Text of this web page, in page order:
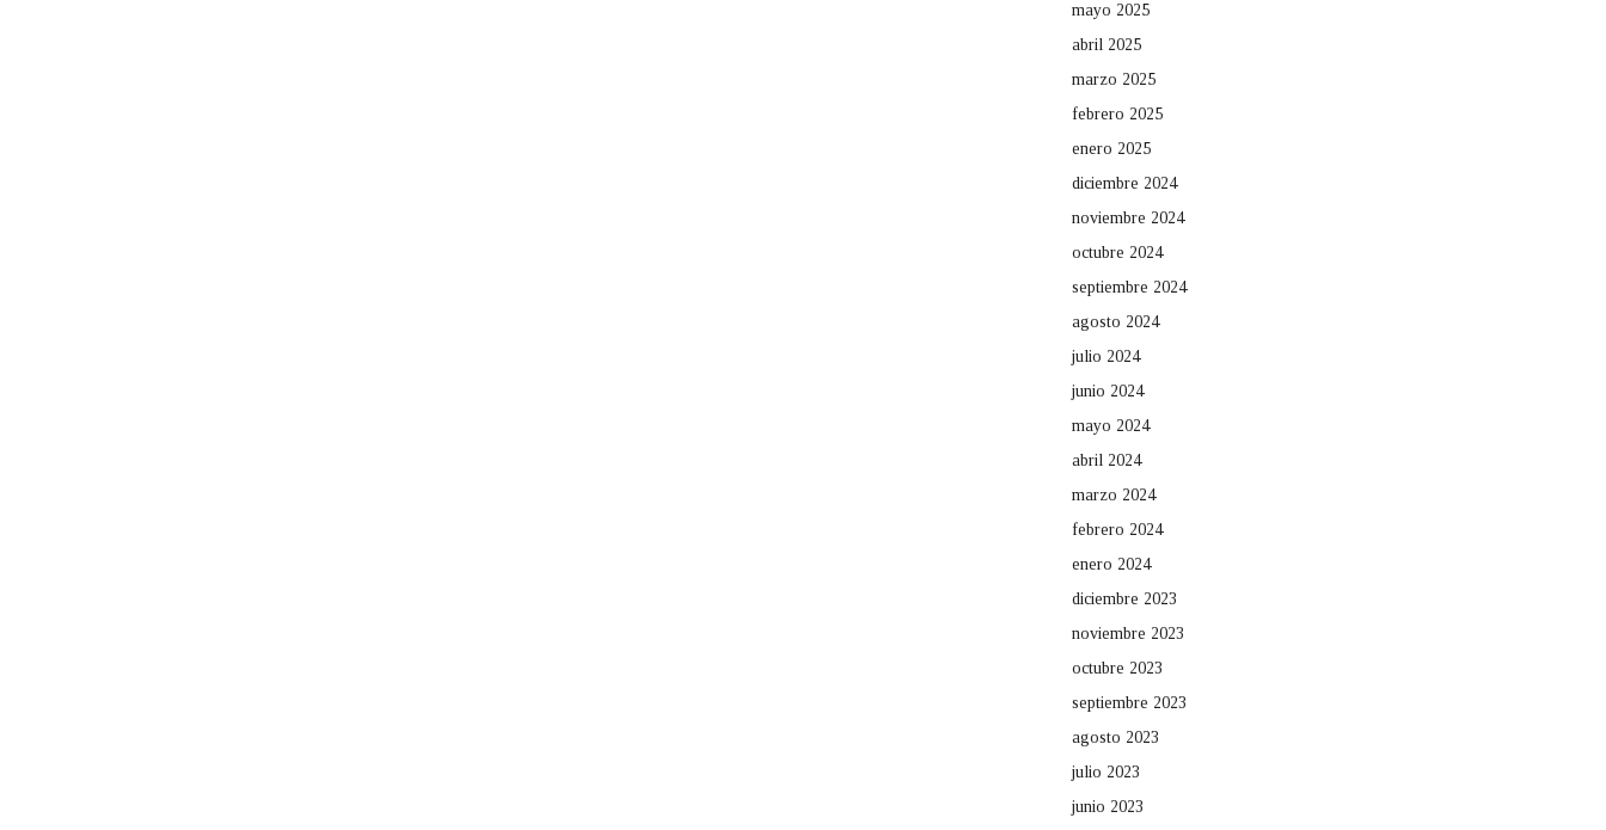
mayo 2025
abril 2025
marzo 2025
febrero 2025
enero 2025
diciembre 2024
noviembre 2024
octubre 2024
septiembre 2024
agosto 2024
julio 2024
junio 2024
mayo 2024
abril 2024
marzo 2024
febrero 2024
enero 2024
diciembre 2023
noviembre 2023
octubre 2023
septiembre 2023
agosto 2023
julio 2023
junio 2023